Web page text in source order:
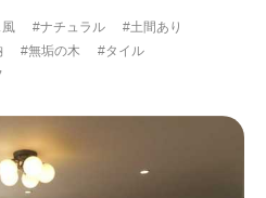
#ナチュラル
#土間あり
#無垢の木
#タイル